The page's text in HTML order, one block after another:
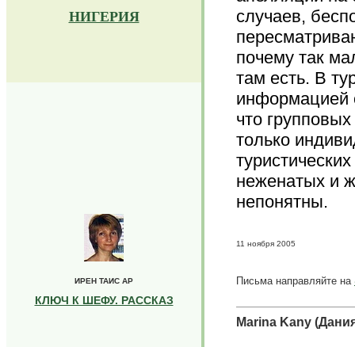
НИГЕРИЯ
ИРЕН ТАИС АР
КЛЮЧ К ШЕФУ. РАССКАЗ
случаев,
почему так
там есть. В
информацией
что
только
неженатых и
непонятны.
11 ноября 2005
Письма направляйте на
Marina Kany